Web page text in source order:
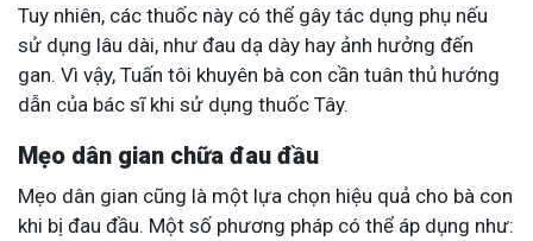
Tuy nhiên, các thuốc này có thể gây tác dụng phụ nếu
sử dụng lâu dài, như đau dạ dày hay ảnh hưởng đến
gan. Vì vậy, Tuấn tôi khuyên bà con cần tuân thủ hướng
dẫn của bác sĩ khi sử dụng thuốc Tây.
Mẹo dân gian chữa đau đầu
Mẹo dân gian cũng là một lựa chọn hiệu quả cho bà con
khi bị đau đầu. Một số phương pháp có thể áp dụng như: